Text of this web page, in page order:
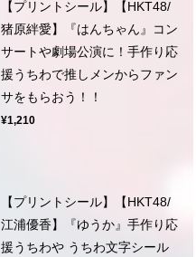
【プリントシール】【HKT48/
猪原絆愛】『はんちゃん』コン
サートや劇場公演に！手作り応
援うちわで推しメンからファン
サをもらおう！！
¥1,210
【プリントシール】【HKT48/
江浦優香】『ゆうか』手作り応
援うちわや うちわ文字シール